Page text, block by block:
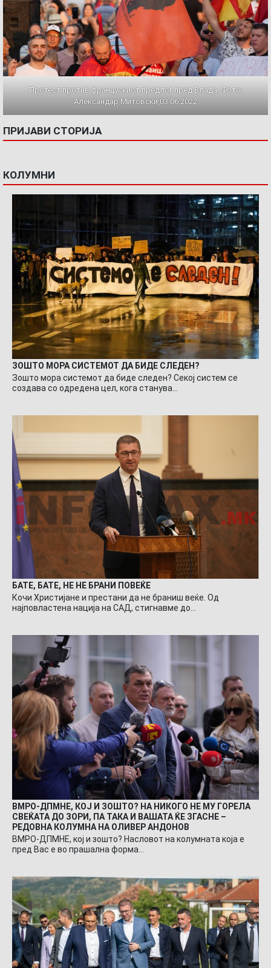
Протест против францускиот предлог пред Влада. Фото:
Александар Митовски,03.06.2022
ПРИЈАВИ СТОРИЈА
КОЛУМНИ
ЗОШТО МОРА СИСТЕМОТ ДА БИДЕ СЛЕДЕН?
Зошто мора системот да биде следен? Секој систем се
создава со одредена цел, кога станува…
БАТЕ, БАТЕ, НЕ НЕ БРАНИ ПОВЕЌЕ
Кочи Христијане и престани да не браниш веќе. Од
најповластена нација на САД, стигнавме до…
ВМРО-ДПМНЕ, КОЈ И ЗОШТО? НА НИКОГО НЕ МУ ГОРЕЛА
СВЕЌАТА ДО ЗОРИ, ПА ТАКА И ВАШАТА ЌЕ ЗГАСНЕ –
РЕДОВНА КОЛУМНА НА ОЛИВЕР АНДОНОВ
ВМРО-ДПМНЕ, кој и зошто? Насловот на колумната која е
пред Вас е во прашална форма…